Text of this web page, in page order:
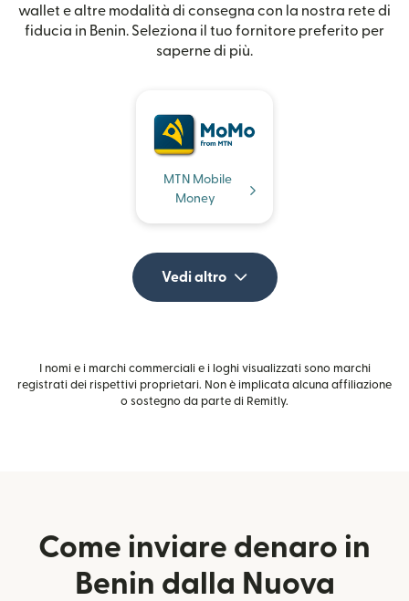
wallet e altre modalità di consegna con la nostra rete di
fiducia in Benin. Seleziona il tuo fornitore preferito per
saperne di più.
MTN Mobile
Money
Vedi altro
I nomi e i marchi commerciali e i loghi visualizzati sono marchi
registrati dei rispettivi proprietari. Non è implicata alcuna affiliazione
o sostegno da parte di Remitly.
Come inviare denaro in
Benin dalla Nuova